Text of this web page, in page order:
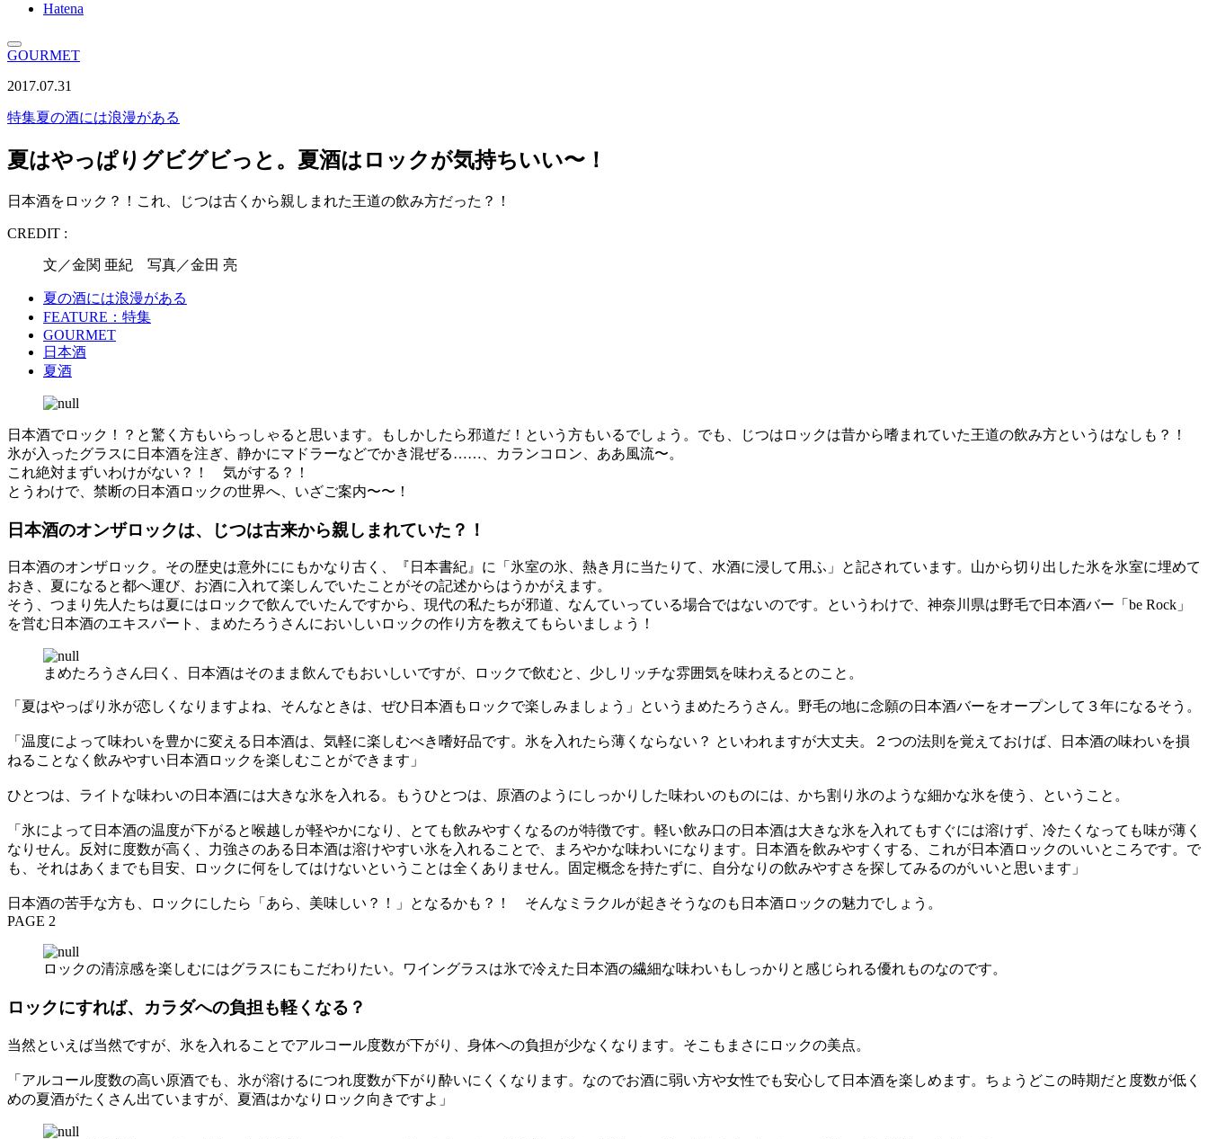
Hatena
GOURMET
2017.07.31
特集夏の酒には浪漫がある
夏はやっぱりグビグビっと。夏酒はロックが気持ちいい〜！
日本酒をロック？！これ、じつは古くから親しまれた王道の飲み方だった？！
CREDIT :
文／金関 亜紀 写真／金田 亮
夏の酒には浪漫がある
FEATURE：特集
GOURMET
日本酒
夏酒
日本酒でロック！？と驚く方もいらっしゃると思います。もしかしたら邪道だ！という方もいるでしょう。でも、じつはロックは昔から嗜まれていた王道の飲み方というはなしも？！
氷が入ったグラスに日本酒を注ぎ、静かにマドラーなどでかき混ぜる……、カランコロン、ああ風流〜。
これ絶対まずいわけがない？！ 気がする？！
とうわけで、禁断の日本酒ロックの世界へ、いざご案内〜〜！
日本酒のオンザロックは、じつは古来から親しまれていた？！
日本酒のオンザロック。その歴史は意外ににもかなり古く、『日本書紀』に「氷室の氷、熱き月に当たりて、水酒に浸して用ふ」と記されています。山から切り出した氷を氷室に埋めて
おき、夏になると都へ運び、お酒に入れて楽しんでいたことがその記述からはうかがえます。
そう、つまり先人たちは夏にはロックで飲んでいたんですから、現代の私たちが邪道、なんていっている場合ではないのです。というわけで、神奈川県は野毛で日本酒バー「be Rock」
を営む日本酒のエキスパート、まめたろうさんにおいしいロックの作り方を教えてもらいましょう！
まめたろうさん曰く、日本酒はそのまま飲んでもおいしいですが、ロックで飲むと、少しリッチな雰囲気を味わえるとのこと。
「夏はやっぱり氷が恋しくなりますよね、そんなときは、ぜひ日本酒もロックで楽しみましょう」というまめたろうさん。野毛の地に念願の日本酒バーをオープンして３年になるそう。
「温度によって味わいを豊かに変える日本酒は、気軽に楽しむべき嗜好品です。氷を入れたら薄くならない？ といわれますが大丈夫。２つの法則を覚えておけば、日本酒の味わいを損
ねることなく飲みやすい日本酒ロックを楽しむことができます」
ひとつは、ライトな味わいの日本酒には大きな氷を入れる。もうひとつは、原酒のようにしっかりした味わいのものには、かち割り氷のような細かな氷を使う、ということ。
「氷によって日本酒の温度が下がると喉越しが軽やかになり、とても飲みやすくなるのが特徴です。軽い飲み口の日本酒は大きな氷を入れてもすぐには溶けず、冷たくなっても味が薄く
なりせん。反対に度数が高く、力強さのある日本酒は溶けやすい氷を入れることで、まろやかな味わいになります。日本酒を飲みやすくする、これが日本酒ロックのいいところです。で
も、それはあくまでも目安、ロックに何をしてはけないということは全くありません。固定概念を持たずに、自分なりの飲みやすさを探してみるのがいいと思います」
日本酒の苦手な方も、ロックにしたら「あら、美味しい？！」となるかも？！ そんなミラクルが起きそうなのも日本酒ロックの魅力でしょう。
PAGE 2
ロックの清涼感を楽しむにはグラスにもこだわりたい。ワイングラスは氷で冷えた日本酒の繊細な味わいもしっかりと感じられる優れものなのです。
ロックにすれば、カラダへの負担も軽くなる？
当然といえば当然ですが、氷を入れることでアルコール度数が下がり、身体への負担が少なくなります。そこもまさにロックの美点。
「アルコール度数の高い原酒でも、氷が溶けるにつれ度数が下がり酔いにくくなります。なのでお酒に弱い方や女性でも安心して日本酒を楽しめます。ちょうどこの時期だと度数が低く
めの夏酒がたくさん出ていますが、夏酒はかなりロック向きですよ」